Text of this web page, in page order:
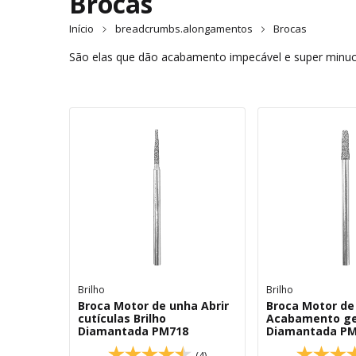
Início breadcrumbs.alongamentos Brocas
São elas que dão acabamento impecável e super
Brilho
Broca Motor de unha Abrir
cutículas Brilho
Diamantada PM718
Brilho
Broca Motor
Acabamento
Diamantada